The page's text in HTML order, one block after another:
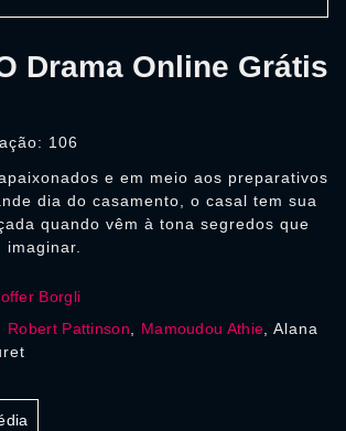
106
Drama Online Grátis
e em meio aos preparativos
dia do casamento, o casal tem sua
quando vêm à tona segredos que
Borgli
Robert Pattinson Mamoudou Athie , Alana